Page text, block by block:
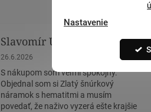
Nastavenie
Slavomír Uličný
Hodnotenie obchodu je 5 z 5 hviezdičiek.
26.6.2026
S nákupom som veľmi spokojný.
Objednal som si Zlatý šnúrkový
náramok s hematitmi a musím
povedať, že naživo vyzerá ešte krajšie